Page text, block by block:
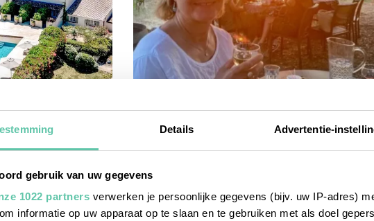
Details Advertentie-
gebruik van uw gegevens
1022 partners verwerken je persoonlijke gegevens (bijv. uw IP-adres)
informatie op uw apparaat op te slaan en te gebruiken met als doel
lavendel in
Dames
reisinspiratie
zien, hier wil je stoppen!
17 JULI 2023